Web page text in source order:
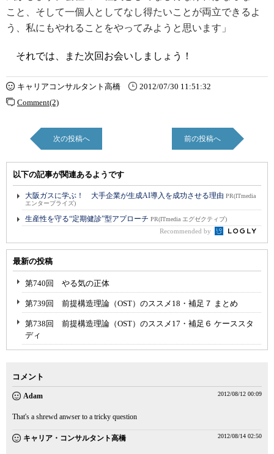
こと、そして一個人としてなし得たいことが両立できるよ
う、私にもやれることをやってみようと思います」
それでは、また次回お会いしましょう！
キャリアコンサルタント高橋
2012/07/30 11:51:32
Comment(2)
次の投稿へ 前の投稿へ
以下の記事が関連あるようです
大阪ガスに学ぶ！ 大手企業が生成AI導入を成功させる理由 PR(ITmedia
エンタープライズ)
生産性を守る“定期健診”型アプローチ PR(ITmedia エグゼクティブ)
Recommended by
最新の投稿
第740回 やる気の正体
第739回 前提構造理論（OST）のススメ18・補足７ まとめ
第738回 前提構造理論（OST）のススメ17・補足６ ケーススタ
ディ
コメント
Adam 2012/08/12 00:09
That's a shrewd anwser to a tricky question
キャリア・コンサルタント高橋 2012/08/14 02:50